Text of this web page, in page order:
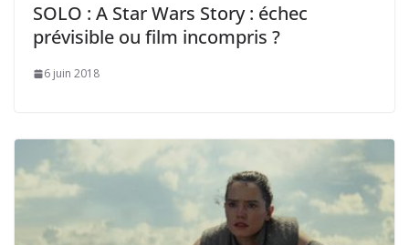
SOLO : A Star Wars Story : échec
prévisible ou film incompris ?
6 juin 2018